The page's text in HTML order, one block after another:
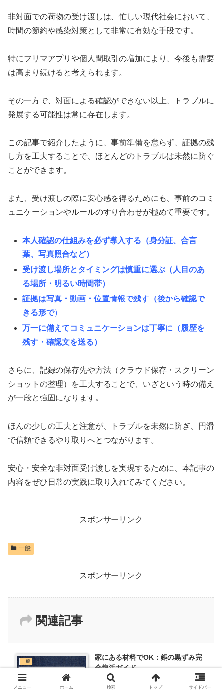
非対面での荷物の受け渡しは、忙しい現代社会において、
時間の節約や感染対策として非常に有効な手段です。
特にフリマアプリや個人間取引の増加により、今後も需要
は高まり続けると考えられます。
その一方で、対面による確認ができない以上、トラブルに
発展する可能性は常に存在します。
この記事で紹介したように、事前準備を怠らず、証拠の残
し方を工夫することで、ほとんどのトラブルは未然に防ぐ
ことができます。
また、受け渡しの際に安心感を得るためにも、事前のコミ
ュニケーションやルールのすり合わせが極めて重要です。
本人確認の仕組みを必ず導入する（身分証、合言
葉、写真照合など）
受け渡し場所とタイミングは慎重に選ぶ（人目のあ
る場所・明るい時間帯）
証拠は写真・動画・位置情報で残す（後から確認で
きる形で）
万一に備えてコミュニケーションは丁寧に（履歴を
残す・確認文を送る）
さらに、記録の保存先や方法（クラウド保存・スクリーン
ショットの整理）を工夫することで、いざという時の備え
が一段と強固になります。
ほんの少しの工夫と注意が、トラブルを未然に防ぎ、円滑
で信頼できるやり取りへとつながります。
安心・安全な非対面受け渡しを実現するために、本記事の
内容をぜひ日常の実践に取り入れてみてください。
スポンサーリンク
一般
スポンサーリンク
関連記事
一般
家にある材料でOK：銅の黒ずみ完
全復活ガイド
メニュー ホーム 検索 トップ サイドバー